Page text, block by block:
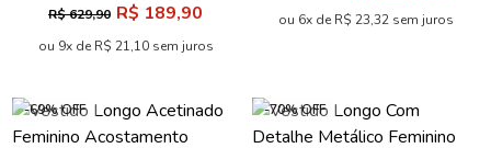
R$ 629,90 R$ 189,90
ou 9x de R$ 21,10 sem juros
ou 6x de R$ 23,32 sem juros
-69% OFF -70% OFF